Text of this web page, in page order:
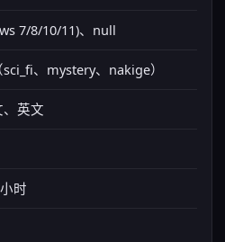
7/8/10/11)、null
、mystery、nakige）
、英文
时